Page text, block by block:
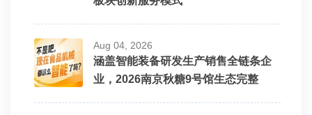
Aug 04, 2026
涵盖智能装备研发生产销售全链条企
业，2026南京秋糖9号馆生态完整